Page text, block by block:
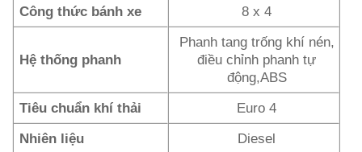
Công thức bánh xe
8 x 4
Hệ thống phanh
Phanh tang trống khí nén,
điều chỉnh phanh tự
động,ABS
Tiêu chuẩn khí thải
Euro 4
Nhiên liệu
Diesel